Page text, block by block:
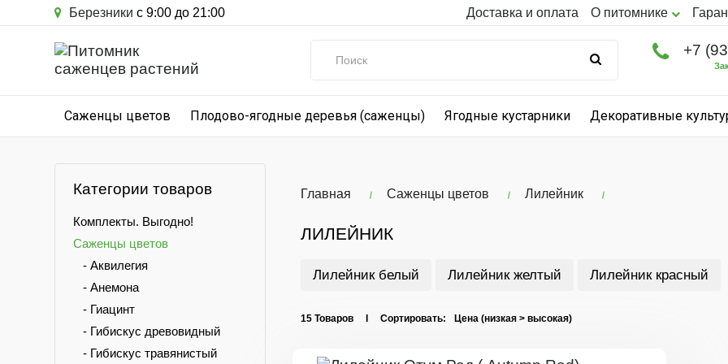
Березники с 9:00 до 21:00 Доставка и оплата О питомнике
+7
Саженцы цветов Плодово-ягодные деревья (саженцы) Ягодные кустарники Декоративные
Категории товаров
Комплекты. Выгодно!
Саженцы цветов
- Аквилегия
- Анемона
- Гиацинт
- Гибискус древовидный
- Гибискус травянистый
Главная Саженцы цветов Лилейник
ЛИЛЕЙНИК
Лилейник белый Лилейник желтый Лилейник красный
15 Товаров I Сортировать: